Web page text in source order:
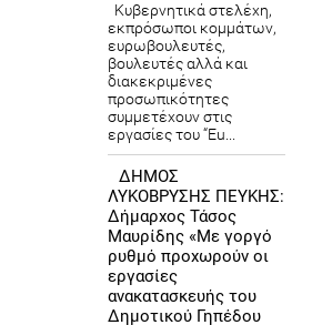
Κυβερνητικά στελέχη,
εκπρόσωποι κομμάτων,
ευρωβουλευτές,
βουλευτές αλλά και
διακεκριμένες
προσωπικότητες
συμμετέχουν στις
εργασίες του “Eu...
ΔΗΜΟΣ
ΛΥΚΟΒΡΥΣΗΣ ΠΕΥΚΗΣ:
Δήμαρχος Τάσος
Μαυρίδης «Με γοργό
ρυθμό προχωρούν οι
εργασίες
ανακατασκευής του
Δημοτικού Γηπέδου